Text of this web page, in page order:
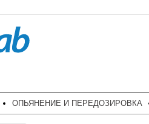
ОПЬЯНЕНИЕ И ПЕРЕДОЗИРОВКА